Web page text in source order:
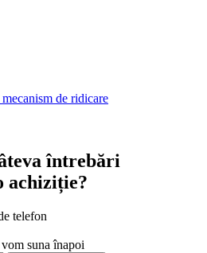
de ridicare
întrebări
achiziție?
telefon
suna înapoi